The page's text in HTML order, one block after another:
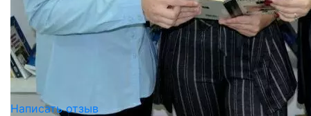
Написать отзыв